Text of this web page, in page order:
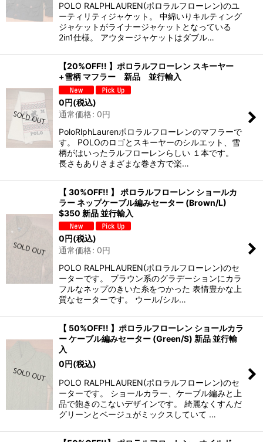
POLO RALPHLAUREN(ポロラルフローレン)のユ
ーティリティジャケット。 中綿いりキルティング
ジャケットがライナージャケットとなっている
2in1仕様。 アウタージャケットはダブル…
【20%OFF!! 】ポロラルフローレン スキーヤー
+雪柄 マフラー 新品 並行輸入
0円(税込)
通常価格: 0円
PoloRlphLaurenポロラルフローレンのマフラーで
す。 POLOのロゴとスキーヤーのシルエット、雪
柄がはいったラルフローレンらしい １本です。
長さもありさまざまな巻き方で楽…
【 30%OFF!! 】 ポロラルフローレン ショールカ
ラー ネップケーブル編みセーター (Brown/L)
$350 新品 並行輸入
0円(税込)
通常価格: 0円
POLO RALPHLAUREN(ポロラルフローレン)のセ
ーターです。 ブラウン系のグラデーションにカラ
フルなネップのきいた糸をつかった 表情豊かな上
質なセーターです。 ウール/シル…
【 50%OFF!! 】ポロラルフローレン ショールカラ
ー ケーブル編みセーター (Green/S) 新品 並行輸
入
0円(税込)
POLO RALPHLAUREN(ポロラルフローレン)のセ
ーターです。 ショールカラー、ケーブル編みと上
品で飽きのこないデザインです。 綺麗なくすんだ
グリーンとベージュがミックスしていて …